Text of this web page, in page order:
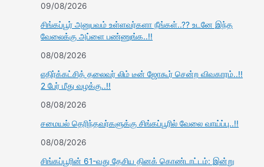
09/08/2026
சிங்கப்பூர் அனுபவம் உள்ளவர்களா நீங்கள்..?? உடனே இந்த
வேலைக்கு அப்ளை பண்ணுங்க..!!
08/08/2026
எதிர்க்கட்சித் தலைவர் லிம் டீன் ஜோகூர் சென்ற விவகாரம்..!!
2 பேர் மீது வழக்கு..!!
08/08/2026
சமையல் தெரிந்தவர்களுக்கு சிங்கப்பூரில் வேலை வாய்ப்பு..!!
08/08/2026
சிங்கப்பூரின் 61-வது தேசிய தினக் கொண்டாட்டம்: இன்று